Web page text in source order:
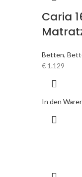
Caria
Betten,
€ 1.129
In den